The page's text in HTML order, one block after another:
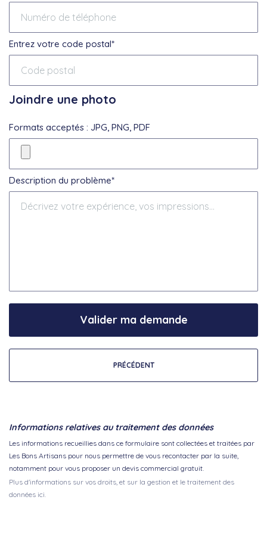
Entrez votre code postal*
Joindre une photo
Formats acceptés : JPG, PNG, PDF
Description du problème*
PRÉCÉDENT
Valider ma demande
Informations relatives au traitement des données
Les informations recueillies dans ce formulaire sont collectées et traitées par
Les Bons Artisans pour nous permettre de vous recontacter par la suite,
notamment pour vous proposer un devis commercial gratuit.
Plus d'informations sur vos droits, et sur la gestion et le traitement des
données ici.